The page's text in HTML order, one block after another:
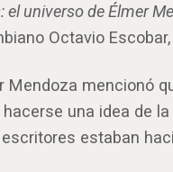
el universo de Élmer
Octavio
Mendoza mencionó
una idea de
estaban